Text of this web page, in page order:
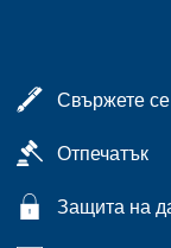
Свържете
Отпечатък
Защита на